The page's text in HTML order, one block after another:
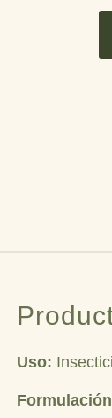
Uso: